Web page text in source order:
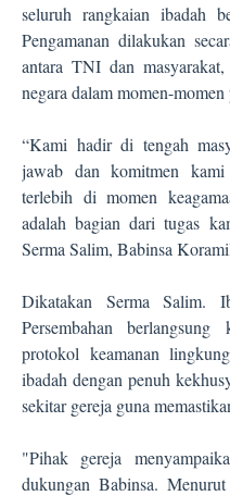
seluruh rangkaian ibadah
Pengamanan dilakukan
antara TNI dan
negara dalam momen-
“Kami hadir di tengah
jawab dan komitmen kami
terlebih di momen
adalah bagian dari tugas
Serma Salim, Babinsa
Dikatakan Serma Salim.
Persembahan
protokol keamanan
ibadah dengan penuh
sekitar gereja guna
"Pihak gereja
dukungan Babinsa.